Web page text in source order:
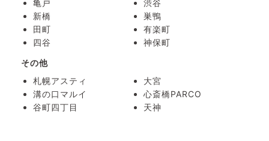
亀戸
渋谷
新橋
巣鴨
田町
有楽町
四谷
神保町
その他
札幌アスティ
大宮
溝の口マルイ
心斎橋PARCO
谷町四丁目
天神